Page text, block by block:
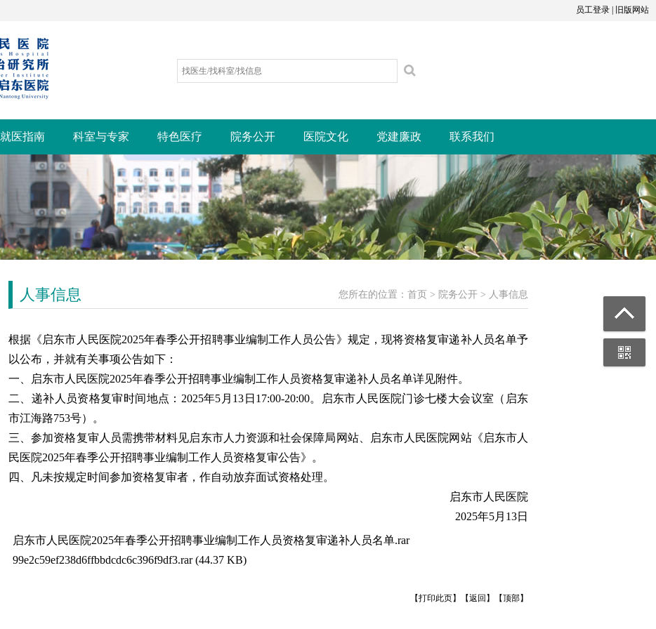
员工登录 旧版网站
就医指南 科室与专家 特色医疗 院务公开 医院文化 党建廉政 联系我们
人事信息 您所在的位置： 首页 > 院务公开 > 人事信息
根据《启东市人民医院2025年春季公开招聘事业编制工作人员公告》规定，现将资格复审递补人员名单予
以公布，并就有关事项公告如下：
一、启东市人民医院2025年春季公开招聘事业编制工作人员资格复审递补人员名单详见附件。
二、递补人员资格复审时间地点：2025年5月13日17:00-20:00。启东市人民医院门诊七楼大会议室（启东
市江海路753号）。
三、参加资格复审人员需携带材料见启东市人力资源和社会保障局网站、启东市人民医院网站《启东市人
民医院2025年春季公开招聘事业编制工作人员资格复审公告》。
四、凡未按规定时间参加资格复审者，作自动放弃面试资格处理。
启东市人民医院
2025年5月13日
启东市人民医院2025年春季公开招聘事业编制工作人员资格复审递补人员名单.rar
99e2c59ef238d6ffbbdcdc6c396f9df3.rar(44.37 KB)
【打印此页】【返回 】【顶部】